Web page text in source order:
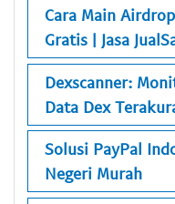
Cara Main
Gratis | Jasa
Dexscanner:
Data Dex
Solusi PayPal
Negeri Murah